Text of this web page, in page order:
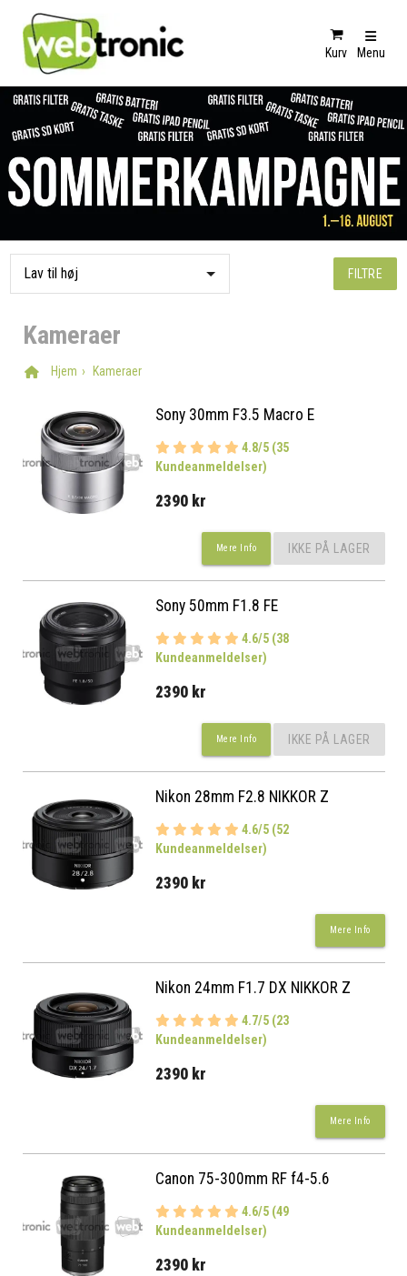
Kurv Menu
FILTRE
Kameraer
Hjem Kameraer
Sony 30mm F3.5 Macro E
4.8/5 (35
Kundeanmeldelser)
2390 kr
Mere Info IKKE PÅ LAGER
Sony 50mm F1.8 FE
4.6/5 (38
Kundeanmeldelser)
2390 kr
Mere Info IKKE PÅ LAGER
Nikon 28mm F2.8 NIKKOR Z
4.6/5 (52
Kundeanmeldelser)
2390 kr
Mere Info
Nikon 24mm F1.7 DX NIKKOR Z
4.7/5 (23
Kundeanmeldelser)
2390 kr
Mere Info
Canon 75-300mm RF f4-5.6
4.6/5 (49
Kundeanmeldelser)
2390 kr